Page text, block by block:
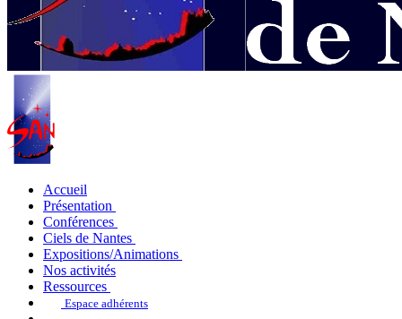
Accueil
Présentation
Conférences
Ciels de Nantes
Expositions/Animations
Nos activités
Ressources
Espace adhérents